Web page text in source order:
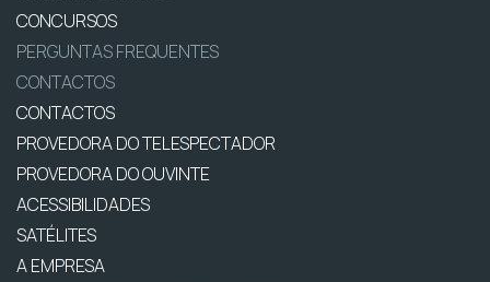
CONCURSOS
PERGUNTAS FREQUENTES
CONTACTOS
CONTACTOS
PROVEDORA DO TELESPECTADOR
PROVEDORA DO OUVINTE
ACESSIBILIDADES
SATÉLITES
A EMPRESA